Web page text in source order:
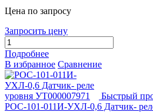
Цена по запросу
Запросить цену
Подробнее
В избранное Сравнение
Быстрый
РОС-101-011И-УХЛ-0,6 Датчик-